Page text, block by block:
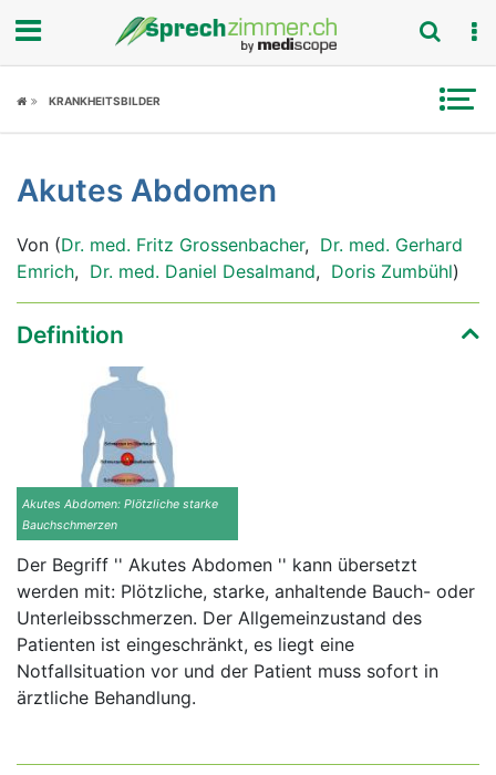
Fokus
Symptome
Untersuchungen
News
Rubriken
KRANKHEITSBILDER
Akutes Abdomen
Von (Dr. med. Fritz Grossenbacher, Dr. med. Gerhard
Emrich, Dr. med. Daniel Desalmand, Doris Zumbühl)
Definition
Akutes Abdomen: Plötzliche starke
Bauchschmerzen
Der Begriff '' Akutes Abdomen '' kann übersetzt
werden mit: Plötzliche, starke, anhaltende Bauch- oder
Unterleibsschmerzen. Der Allgemeinzustand des
Patienten ist eingeschränkt, es liegt eine
Notfallsituation vor und der Patient muss sofort in
ärztliche Behandlung.